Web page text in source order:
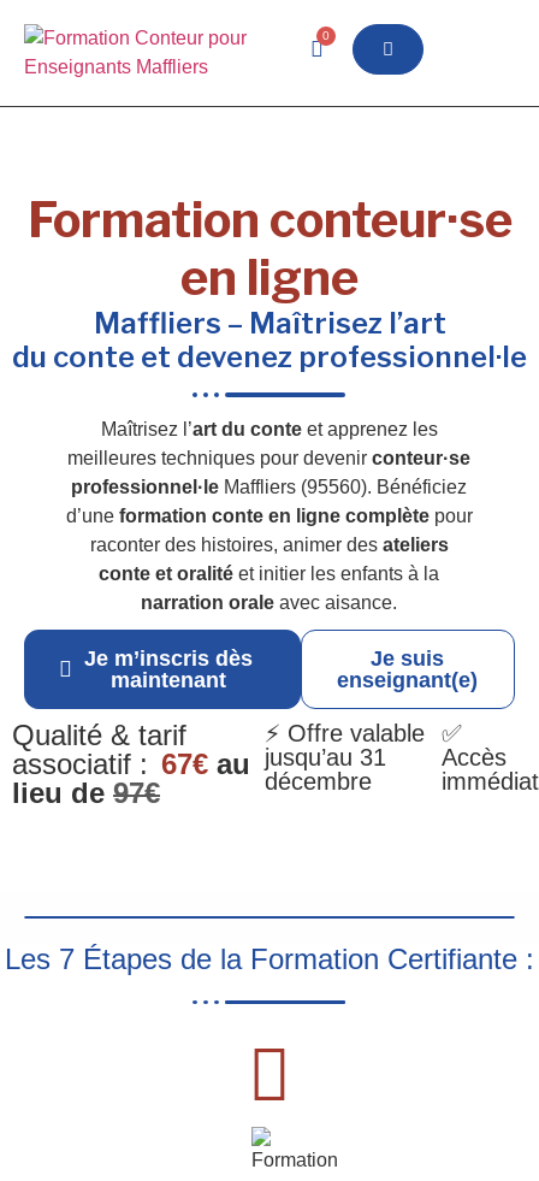
0
Formation conteur·se
en ligne
Maffliers – Maîtrisez l’art
du conte et devenez professionnel·le
Maîtrisez l’art du conteet apprenez les
meilleures techniques pour devenirconteur·se
professionnel·le Maffliers (95560). Bénéficiez
d’une formation conte en ligne complètepour
raconter des histoires, animer des ateliers
conte et oralité et initier les enfants à la
narration orale avec aisance.
Je m’inscris dès
maintenant
Je suis
enseignant(e)
Qualité & tarif
associatif : 67€ au
lieu de 97€
⚡ Offre valable
jusqu’au 31
décembre
✅
Accès
immédiat
Les 7 Étapes de la Formation Certifiante :